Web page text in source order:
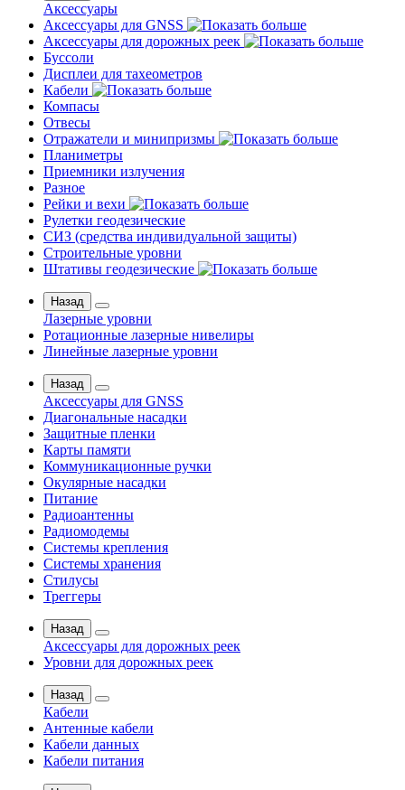
Аксессуары
Аксессуары для GNSS
Аксессуары для дорожных реек
Буссоли
Дисплеи для тахеометров
Кабели
Компасы
Отвесы
Отражатели и минипризмы
Планиметры
Приемники излучения
Разное
Рейки и вехи
Рулетки геодезические
СИЗ (средства индивидуальной защиты)
Строительные уровни
Штативы геодезические
Назад
Лазерные уровни
Ротационные лазерные нивелиры
Линейные лазерные уровни
Назад
Аксессуары для GNSS
Диагональные насадки
Защитные пленки
Карты памяти
Коммуникационные ручки
Окулярные насадки
Питание
Радиоантенны
Радиомодемы
Системы крепления
Системы хранения
Стилусы
Треггеры
Назад
Аксессуары для дорожных реек
Уровни для дорожных реек
Назад
Кабели
Антенные кабели
Кабели данных
Кабели питания